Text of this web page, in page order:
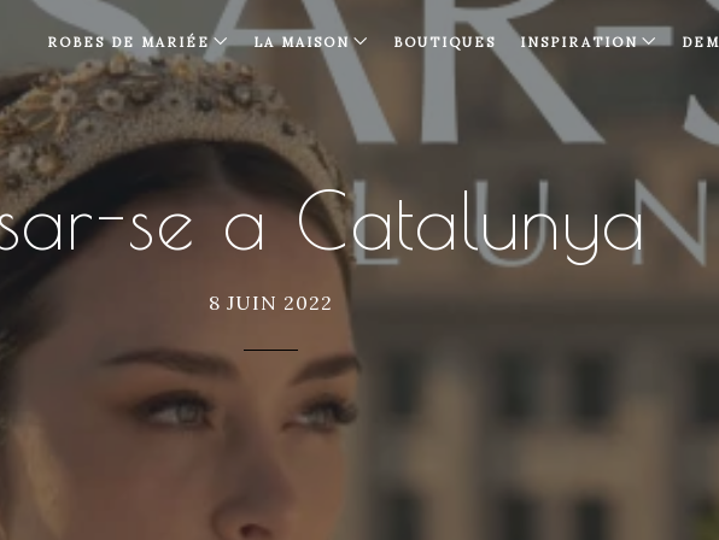
ROBES DE MARIÉE LA MAISON BOUTIQUES INSPIRATION
se a Catalunya
8 JUIN 2022